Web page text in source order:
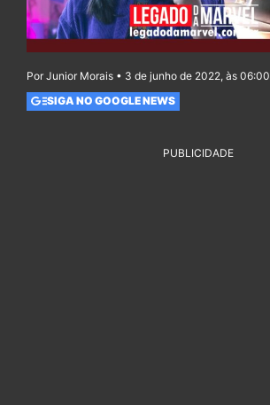
Por Junior Morais • 3 de junho de 2022, às 06:00
SIGA NO GOOGLE NEWS
PUBLICIDADE